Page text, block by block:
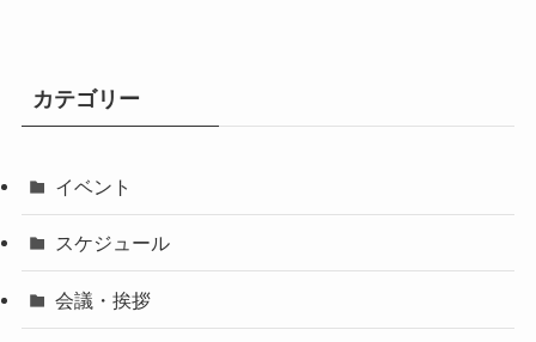
カテゴリー
イベント
スケジュール
会議・挨拶